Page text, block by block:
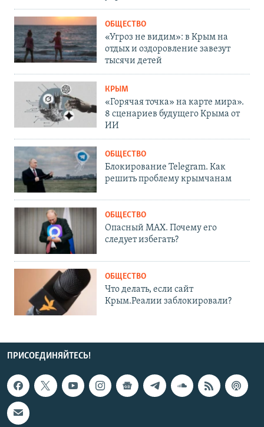
ОБЩЕСТВО
«Угроз не видим»: в Крым на
отдых и оздоровление завезут
тысячи детей
КРЫМ
«Горячая точка» на карте мира».
8 сценариев будущего Крыма от
ИИ
ОБЩЕСТВО
Блокирование Telegram. Как
решить проблему крымчанам
ОБЩЕСТВО
Опасный MAX. Почему его
следует избегать?
ОБЩЕСТВО
Что делать, если сайт
Крым.Реалии заблокировали?
ПРИСОЕДИНЯЙТЕСЬ!